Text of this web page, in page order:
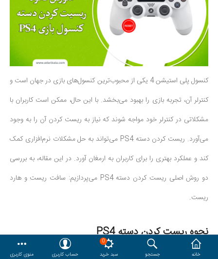
دستگاه صحافی و پرس
ماشین حساب
هدایا و ست مدیریتی
وایت برد و تابلو اعلانات
مقایسه محصولات مورد علاقه
دسترسی کاربری حساب کاربری
خانه جستجو
0
سبد خرید
حساب کاربری منوی کاربری
کنسول پلی استیشن 4 یکی از محبوب‌ترین کنسول‌های بازی در جهان است و
کنترلر آن، تجربه بازی را بهبود می‌بخشد. با این حال، ممکن است کاربران با
مشکلاتی در کنترلر خود مواجه شوند که نیاز به ریست کردن آن را به وجود
می‌آورد. ریست کردن دسته PS4 می‌تواند به حل مشکلات نرم‌افزاری کمک
کند و عملکرد بهتری را برای کاربران به ارمغان آورد. در این مقاله، به بررسی
دو روش اصلی ریست کردن دسته PS4 می‌پردازیم: سافت ریست و هارد
ریست.
نحوه ریست کردن دسته PS4